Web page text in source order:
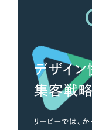
デザイン
集客戦略
リーピーでは、